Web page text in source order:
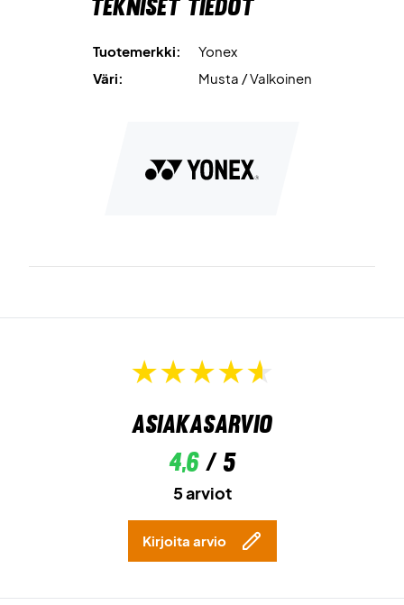
Tekniset tiedot
Tuotemerkki:
Yonex
Väri:
Musta / Valkoinen
Asiakasarvio
4,6/ 5
5 arviot
Kirjoita arvio